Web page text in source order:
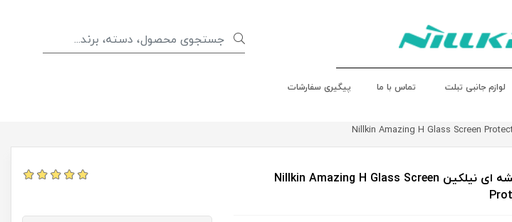
لوازم جانبی تبلت تماس با ما پیگیری سفارشات
محافظ صفحه نمایش شیشه ای نیلکین Nillkin Amazing H Glass Screen